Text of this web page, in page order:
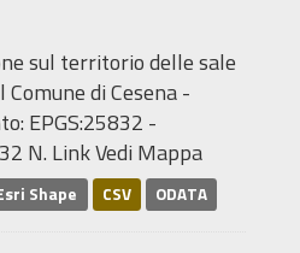
sul territorio delle sale
di Cesena -
EPGS:25832 -
N. Link Vedi Mappa
Shape CSV ODATA